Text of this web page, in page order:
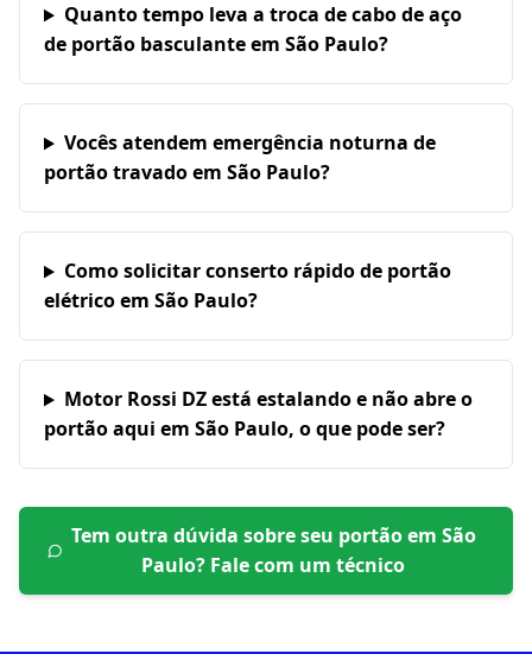
Quanto tempo leva a troca de cabo de aço
de portão basculante em São Paulo?
Vocês atendem emergência noturna de
portão travado em São Paulo?
Como solicitar conserto rápido de portão
elétrico em São Paulo?
Motor Rossi DZ está estalando e não abre o
portão aqui em São Paulo, o que pode ser?
Tem outra dúvida sobre seu portão em São
Paulo? Fale com um técnico